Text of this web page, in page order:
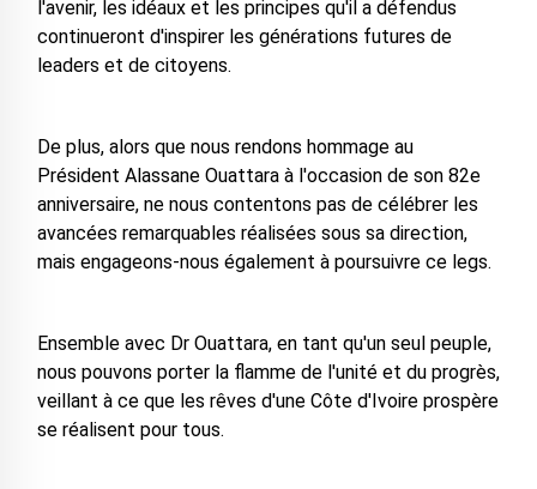
l'avenir, les idéaux et les principes qu'il a défendus
continueront d'inspirer les générations futures de
leaders et de citoyens.
De plus, alors que nous rendons hommage au
Président Alassane Ouattara à l'occasion de son 82e
anniversaire, ne nous contentons pas de célébrer les
avancées remarquables réalisées sous sa direction,
mais engageons-nous également à poursuivre ce legs.
Ensemble avec Dr Ouattara, en tant qu'un seul peuple,
nous pouvons porter la flamme de l'unité et du progrès,
veillant à ce que les rêves d'une Côte d'Ivoire prospère
se réalisent pour tous.